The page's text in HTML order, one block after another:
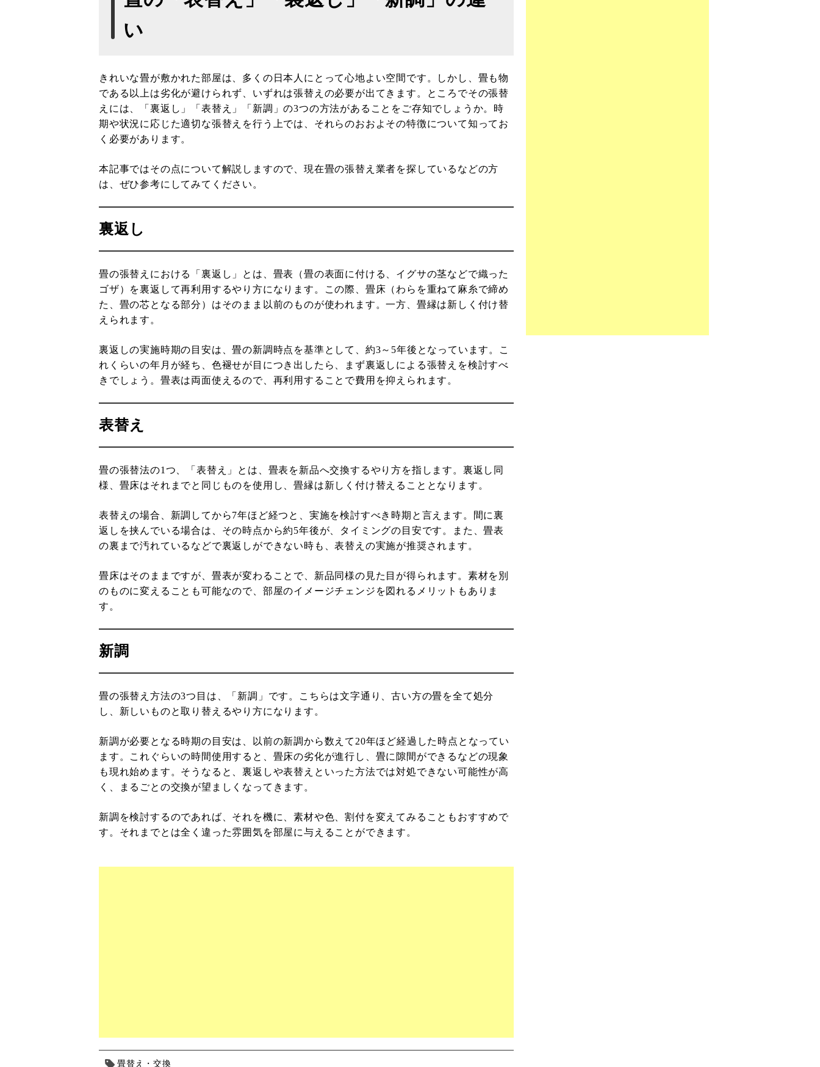
い
きれいな畳が敷かれた部屋は、多くの日本人にとって心地よい空間です。しかし、畳も物
である以上は劣化が避けられず、いずれは張替えの必要が出てきます。ところでその張替
えには、「裏返し」「表替え」「新調」の3つの方法があることをご存知でしょうか。時
期や状況に応じた適切な張替えを行う上では、それらのおおよその特徴について知ってお
く必要があります。
本記事ではその点について解説しますので、現在畳の張替え業者を探しているなどの方
は、ぜひ参考にしてみてください。
裏返し
畳の張替えにおける「裏返し」とは、畳表（畳の表面に付ける、イグサの茎などで織った
ゴザ）を裏返して再利用するやり方になります。この際、畳床（わらを重ねて麻糸で締め
た、畳の芯となる部分）はそのまま以前のものが使われます。一方、畳縁は新しく付け替
えられます。
裏返しの実施時期の目安は、畳の新調時点を基準として、約3～5年後となっています。こ
れくらいの年月が経ち、色褪せが目につき出したら、まず裏返しによる張替えを検討すべ
きでしょう。畳表は両面使えるので、再利用することで費用を抑えられます。
表替え
畳の張替法の1つ、「表替え」とは、畳表を新品へ交換するやり方を指します。裏返し同
様、畳床はそれまでと同じものを使用し、畳縁は新しく付け替えることとなります。
表替えの場合、新調してから7年ほど経つと、実施を検討すべき時期と言えます。間に裏
返しを挟んでいる場合は、その時点から約5年後が、タイミングの目安です。また、畳表
の裏まで汚れているなどで裏返しができない時も、表替えの実施が推奨されます。
畳床はそのままですが、畳表が変わることで、新品同様の見た目が得られます。素材を別
のものに変えることも可能なので、部屋のイメージチェンジを図れるメリットもありま
す。
新調
畳の張替え方法の3つ目は、「新調」です。こちらは文字通り、古い方の畳を全て処分
し、新しいものと取り替えるやり方になります。
新調が必要となる時期の目安は、以前の新調から数えて20年ほど経過した時点となってい
ます。これぐらいの時間使用すると、畳床の劣化が進行し、畳に隙間ができるなどの現象
も現れ始めます。そうなると、裏返しや表替えといった方法では対処できない可能性が高
く、まるごとの交換が望ましくなってきます。
新調を検討するのであれば、それを機に、素材や色、割付を変えてみることもおすすめで
す。それまでとは全く違った雰囲気を部屋に与えることができます。
畳替え・交換